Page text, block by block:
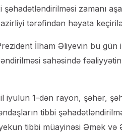
şəhadətləndirilməsi zamanı
tərəfindən həyata
İlham Əliyevin bu gün
sahəsində
iyulun 1-dən rayon, şəhər,
tibbi
tibbi müayinəsi Əmək